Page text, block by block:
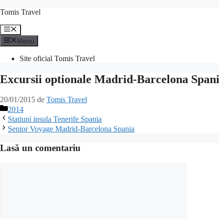
Sari
conținut
Tomis Travel
Meniu
Meniu
Site oficial Tomis Travel
Excursii optionale Madrid-Barcelona
20/01/2015 de Tomis Travel
Categorii
2014
Statiuni insula Tenerife Spania
Senior Voyage Madrid-Barcelona Spania
Lasă un comentariu